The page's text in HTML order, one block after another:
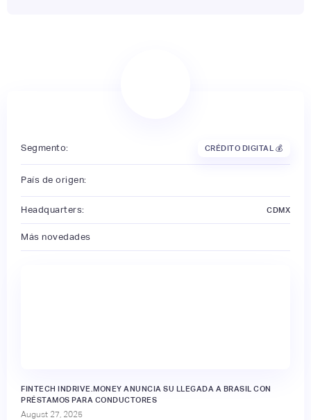
Segmento: CRÉDITO DIGITAL 💰
País de origen:
Headquarters: CDMX
Más novedades
FINTECH INDRIVE.MONEY ANUNCIA SU LLEGADA A BRASIL CON
PRÉSTAMOS PARA CONDUCTORES
August 27, 2025